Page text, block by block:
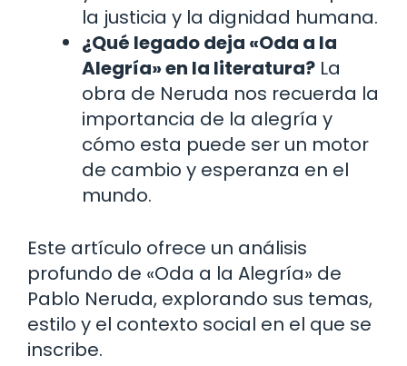
la justicia y la dignidad humana.
¿Qué legado deja «Oda a la
Alegría» en la literatura? La
obra de Neruda nos recuerda la
importancia de la alegría y
cómo esta puede ser un motor
de cambio y esperanza en el
mundo.
Este artículo ofrece un análisis
profundo de «Oda a la Alegría» de
Pablo Neruda, explorando sus temas,
estilo y el contexto social en el que se
inscribe.